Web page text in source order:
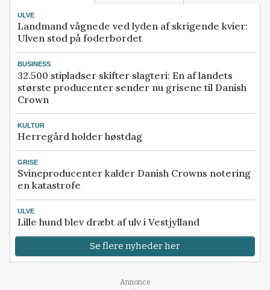
ULVE
Landmand vågnede ved lyden af skrigende kvier:
Ulven stod på foderbordet
BUSINESS
32.500 stipladser skifter slagteri: En af landets
største producenter sender nu grisene til Danish
Crown
KULTUR
Herregård holder høstdag
GRISE
Svineproducenter kalder Danish Crowns notering
en katastrofe
ULVE
Lille hund blev dræbt af ulv i Vestjylland
Se flere nyheder her
Annonce